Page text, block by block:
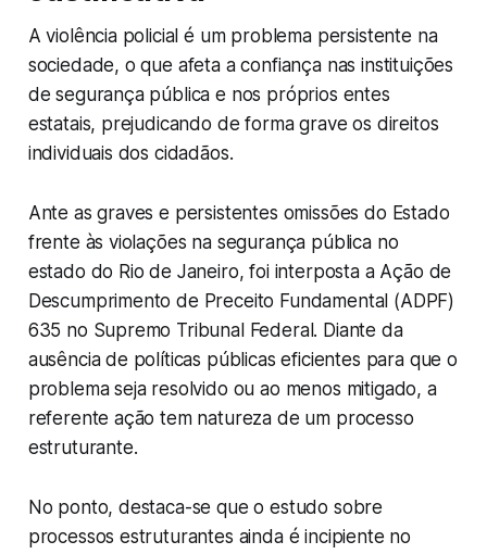
A violência policial é um problema persistente na
sociedade, o que afeta a confiança nas instituições
de segurança pública e nos próprios entes
estatais, prejudicando de forma grave os direitos
individuais dos cidadãos.
Ante as graves e persistentes omissões do Estado
frente às violações na segurança pública no
estado do Rio de Janeiro, foi interposta a Ação de
Descumprimento de Preceito Fundamental (ADPF)
635 no Supremo Tribunal Federal. Diante da
ausência de políticas públicas eficientes para que o
problema seja resolvido ou ao menos mitigado, a
referente ação tem natureza de um processo
estruturante.
No ponto, destaca-se que o estudo sobre
processos estruturantes ainda é incipiente no